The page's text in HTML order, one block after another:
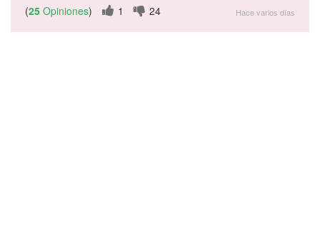
(25 Opiniones) 1 24 Hace varios días